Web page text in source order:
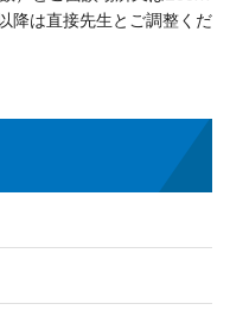
降は直接先生とご調整くだ